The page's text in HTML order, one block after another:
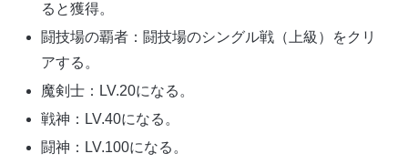
ると獲得。
闘技場の覇者：闘技場のシングル戦（上級）をクリ
アする。
魔剣士：LV.20になる。
戦神：LV.40になる。
闘神：LV.100になる。